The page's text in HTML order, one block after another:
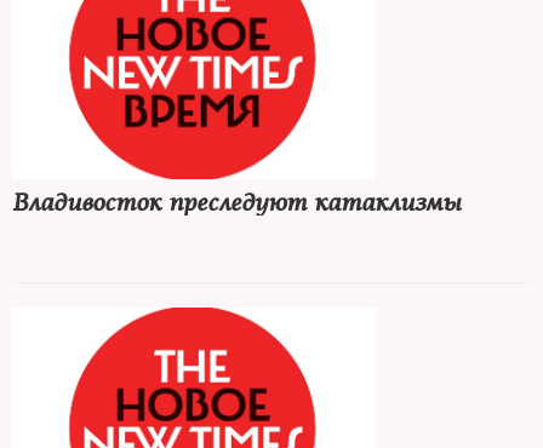
Владивосток преследуют катаклизмы